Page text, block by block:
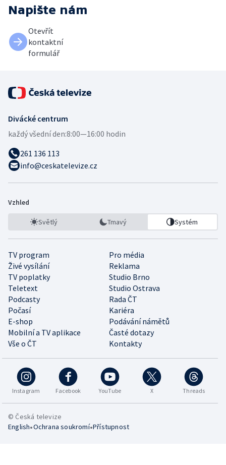
Napište nám
Otevřít
kontaktní
formulář
Divácké centrum
každý všední den:8:00—16:00 hodin
261 136 113
info@ceskatelevize.cz
Vzhled
Světlý Tmavý Systém
TV program
Pro média
Živé vysílání
Reklama
TV poplatky
Studio Brno
Teletext
Studio Ostrava
Podcasty
Rada ČT
Počasí
Kariéra
E-shop
Podávání námětů
Mobilní a TV aplikace
Časté dotazy
Vše o ČT
Kontakty
Instagram Facebook YouTube X Threads
© Česká televize
English•Ochrana soukromí•Přístupnost